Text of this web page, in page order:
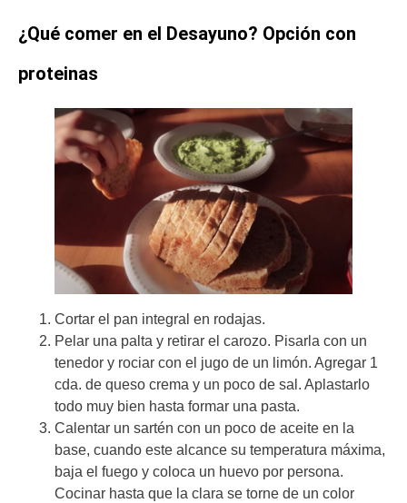
¿Qué comer en el Desayuno? Opción con
proteinas
Cortar el pan integral en rodajas.
Pelar una palta y retirar el carozo. Pisarla con un
tenedor y rociar con el jugo de un limón. Agregar 1
cda. de queso crema y un poco de sal. Aplastarlo
todo muy bien hasta formar una pasta.
Calentar un sartén con un poco de aceite en la
base, cuando este alcance su temperatura máxima,
baja el fuego y coloca un huevo por persona.
Cocinar hasta que la clara se torne de un color